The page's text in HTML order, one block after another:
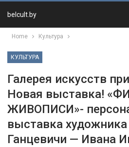
belcult.by
Home Культура
КУЛЬТУРА
Галерея искусств
Новая выставка!
ЖИВОПИСИ»-
выставка художника
Ганцевичи — Ивана